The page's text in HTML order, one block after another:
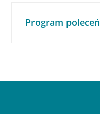
Program poleceń